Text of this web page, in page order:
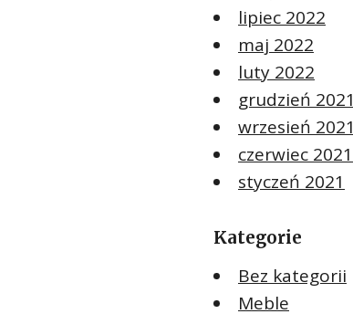
lipiec 2022
maj 2022
luty 2022
grudzień 2021
wrzesień 2021
czerwiec 2021
styczeń 2021
Kategorie
Bez kategorii
Meble